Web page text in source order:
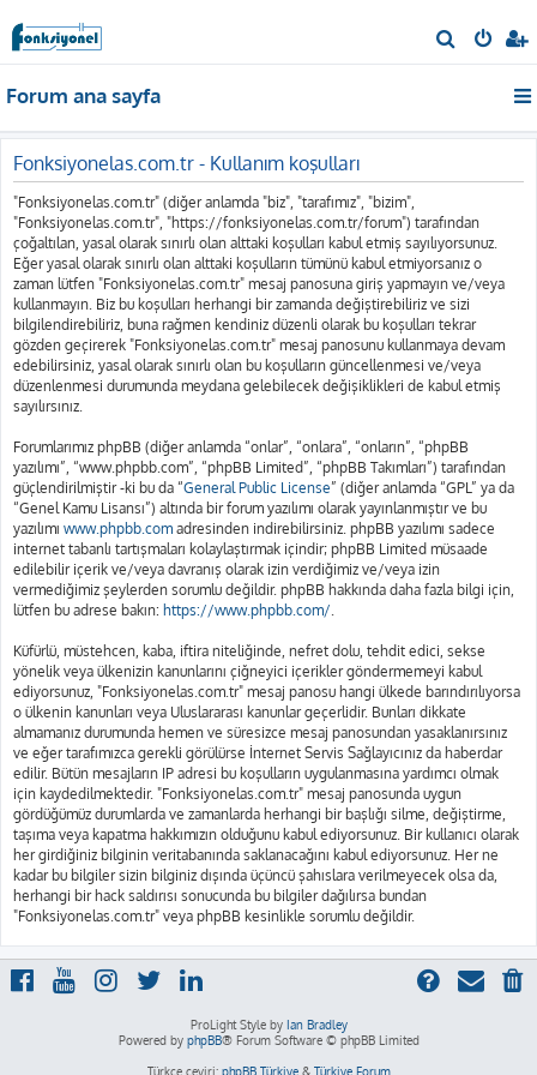
r
Forum ana sayfa
Fonksiyonelas.com.tr - Kullanım koşulları
"Fonksiyonelas.com.tr" (diğer anlamda "biz", "tarafımız", "bizim",
"Fonksiyonelas.com.tr", "https://fonksiyonelas.com.tr/forum") tarafından
çoğaltılan, yasal olarak sınırlı olan alttaki koşulları kabul etmiş sayılıyorsunuz.
Eğer yasal olarak sınırlı olan alttaki koşulların tümünü kabul etmiyorsanız o
zaman lütfen "Fonksiyonelas.com.tr" mesaj panosuna giriş yapmayın ve/veya
kullanmayın. Biz bu koşulları herhangi bir zamanda değiştirebiliriz ve sizi
bilgilendirebiliriz, buna rağmen kendiniz düzenli olarak bu koşulları tekrar
gözden geçirerek "Fonksiyonelas.com.tr" mesaj panosunu kullanmaya devam
edebilirsiniz, yasal olarak sınırlı olan bu koşulların güncellenmesi ve/veya
düzenlenmesi durumunda meydana gelebilecek değişiklikleri de kabul etmiş
sayılırsınız.
Forumlarımız phpBB (diğer anlamda “onlar”, “onlara”, “onların”, “phpBB
yazılımı”, “www.phpbb.com”, “phpBB Limited”, “phpBB Takımları”) tarafından
güçlendirilmiştir -ki bu da “General Public License” (diğer anlamda “GPL” ya da
“Genel Kamu Lisansı”) altında bir forum yazılımı olarak yayınlanmıştır ve bu
yazılımı www.phpbb.com adresinden indirebilirsiniz. phpBB yazılımı sadece
internet tabanlı tartışmaları kolaylaştırmak içindir; phpBB Limited müsaade
edilebilir içerik ve/veya davranış olarak izin verdiğimiz ve/veya izin
vermediğimiz şeylerden sorumlu değildir. phpBB hakkında daha fazla bilgi için,
lütfen bu adrese bakın: https://www.phpbb.com/.
Küfürlü, müstehcen, kaba, iftira niteliğinde, nefret dolu, tehdit edici, sekse
yönelik veya ülkenizin kanunlarını çiğneyici içerikler göndermemeyi kabul
ediyorsunuz, "Fonksiyonelas.com.tr" mesaj panosu hangi ülkede barındırılıyorsa
o ülkenin kanunları veya Uluslararası kanunlar geçerlidir. Bunları dikkate
almamanız durumunda hemen ve süresizce mesaj panosundan yasaklanırsınız
ve eğer tarafımızca gerekli görülürse İnternet Servis Sağlayıcınız da haberdar
edilir. Bütün mesajların IP adresi bu koşulların uygulanmasına yardımcı olmak
için kaydedilmektedir. "Fonksiyonelas.com.tr" mesaj panosunda uygun
gördüğümüz durumlarda ve zamanlarda herhangi bir başlığı silme, değiştirme,
taşıma veya kapatma hakkımızın olduğunu kabul ediyorsunuz. Bir kullanıcı olarak
her girdiğiniz bilginin veritabanında saklanacağını kabul ediyorsunuz. Her ne
kadar bu bilgiler sizin bilginiz dışında üçüncü şahıslara verilmeyecek olsa da,
herhangi bir hack saldırısı sonucunda bu bilgiler dağılırsa bundan
"Fonksiyonelas.com.tr" veya phpBB kesinlikle sorumlu değildir.
ProLight Style by Ian Bradley
Powered by phpBB® Forum Software © phpBB Limited
Türkçe çeviri: phpBB Türkiye& Türkiye Forum